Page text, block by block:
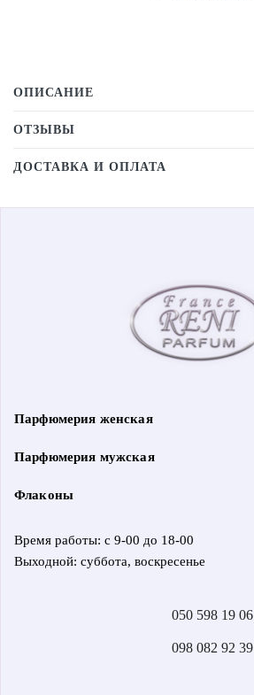
ОПИСАНИЕ
ОТЗЫВЫ
ДОСТАВКА И ОПЛАТА
Парфюмерия женская
Парфюмерия мужская
Флаконы
Время работы: с 9-00 до 18-00
Выходной: суббота, воскресенье
050 598 19 06
098 082 92 39